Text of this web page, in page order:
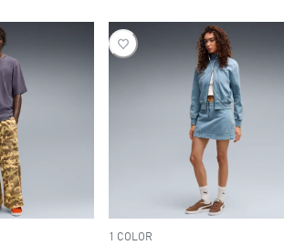
1 COLOR